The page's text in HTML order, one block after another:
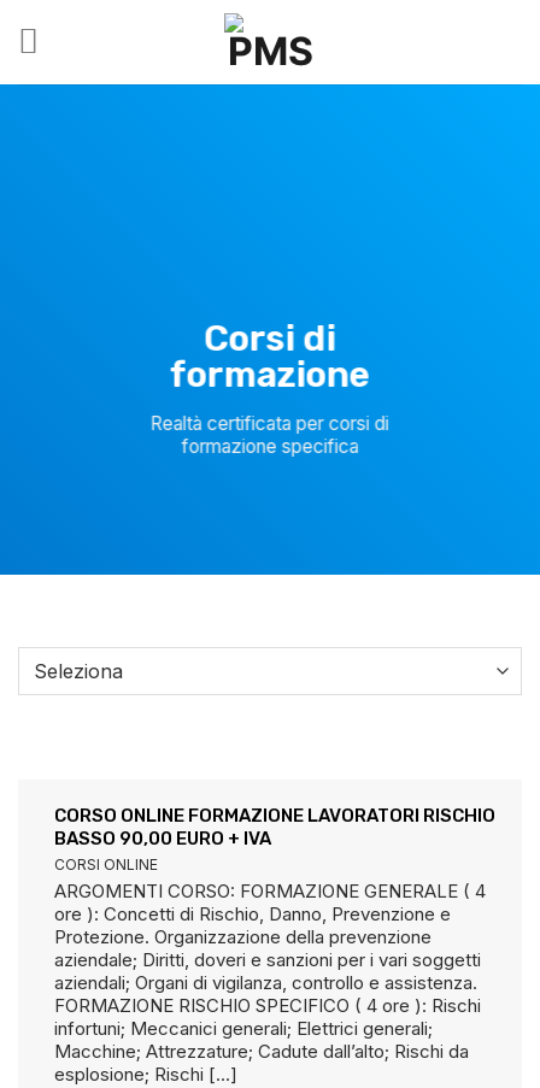
contenuti
Corsi di
formazione
Realtà certificata per corsi di
formazione specifica
CORSO ONLINE FORMAZIONE LAVORATORI RISCHIO
BASSO 90,00 EURO + IVA
CORSI ONLINE
ARGOMENTI CORSO: FORMAZIONE GENERALE ( 4
ore ): Concetti di Rischio, Danno, Prevenzione e
Protezione. Organizzazione della prevenzione
aziendale; Diritti, doveri e sanzioni per i vari soggetti
aziendali; Organi di vigilanza, controllo e assistenza.
FORMAZIONE RISCHIO SPECIFICO ( 4 ore ): Rischi
infortuni; Meccanici generali; Elettrici generali;
Macchine; Attrezzature; Cadute dall’alto; Rischi da
esplosione; Rischi [...]